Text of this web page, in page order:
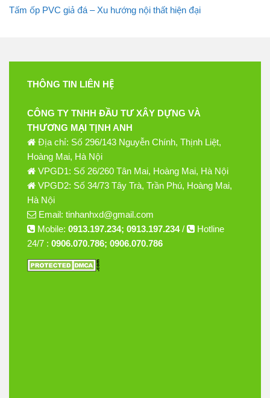
Tấm ốp PVC giả đá – Xu hướng nội thất hiện đại
THÔNG TIN LIÊN HỆ
CÔNG TY TNHH ĐẦU TƯ XÂY DỰNG VÀ
THƯƠNG MẠI TỊNH ANH
Địa chỉ: Số 296/143 Nguyễn Chính, Thịnh Liệt,
Hoàng Mai, Hà Nội
VPGD1: Số 26/260 Tân Mai, Hoàng Mai, Hà Nội
VPGD2: Số 34/73 Tây Trà, Trần Phú, Hoàng Mai,
Hà Nội
Email: tinhanhxd@gmail.com
Mobile: 0913.197.234; 0913.197.234/
Hotline
24/7 : 0906.070.786; 0906.070.786